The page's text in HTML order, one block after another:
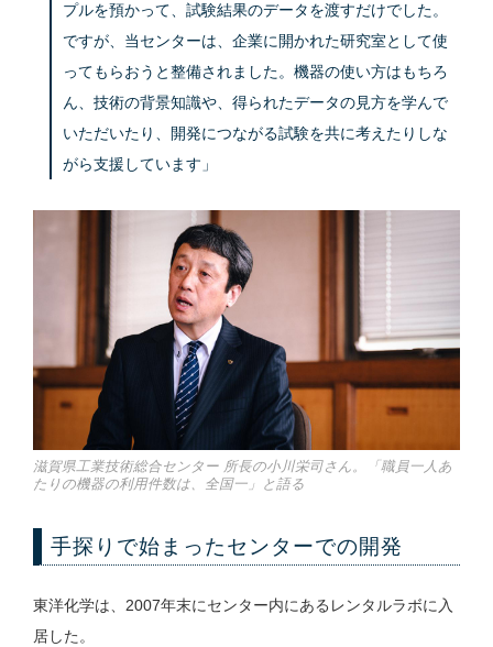
プルを預かって、試験結果のデータを渡すだけでした。
ですが、当センターは、企業に開かれた研究室として使
ってもらおうと整備されました。機器の使い方はもちろ
ん、技術の背景知識や、得られたデータの見方を学んで
いただいたり、開発につながる試験を共に考えたりしな
がら支援しています」
滋賀県工業技術総合センター 所長の小川栄司さん。「職員一人あ
たりの機器の利用件数は、全国一」と語る
手探りで始まったセンターでの開発
東洋化学は、2007年末にセンター内にあるレンタルラボに入
居した。